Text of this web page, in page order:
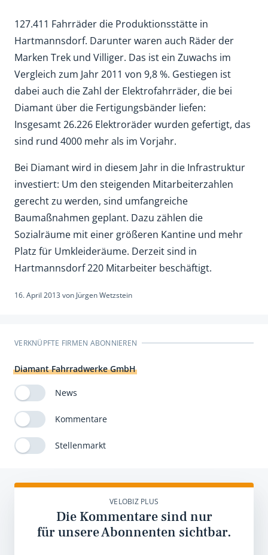
127.411 Fahrräder die Produktionsstätte in
Hartmannsdorf. Darunter waren auch Räder der
Marken Trek und Villiger. Das ist ein Zuwachs im
Vergleich zum Jahr 2011 von 9,8 %. Gestiegen ist
dabei auch die Zahl der Elektrofahrräder, die bei
Diamant über die Fertigungsbänder liefen:
Insgesamt 26.226 Elektroräder wurden gefertigt, das
sind rund 4000 mehr als im Vorjahr.
Bei Diamant wird in diesem Jahr in die Infrastruktur
investiert: Um den steigenden Mitarbeiterzahlen
gerecht zu werden, sind umfangreiche
Baumaßnahmen geplant. Dazu zählen die
Sozialräume mit einer größeren Kantine und mehr
Platz für Umkleideräume. Derzeit sind in
Hartmannsdorf 220 Mitarbeiter beschäftigt.
16. April 2013 von Jürgen Wetzstein
VERKNÜPFTE FIRMEN ABONNIEREN
Diamant Fahrradwerke GmbH
News
Kommentare
Stellenmarkt
VELOBIZ PLUS
Die Kommentare sind nur
für unsere Abonnenten sichtbar.